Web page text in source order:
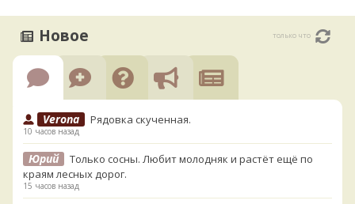
Новое только что
Verona Рядовка скученная.
10 часов назад
Юрий
Только сосны. Любит молодняк и растёт ещё по
краям лесных дорог.
15 часов назад